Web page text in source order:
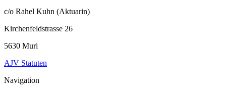
c/o Rahel Kuhn (Aktuarin)
Kirchenfeldstrasse 26
5630 Muri
AJV Statuten
Navigation